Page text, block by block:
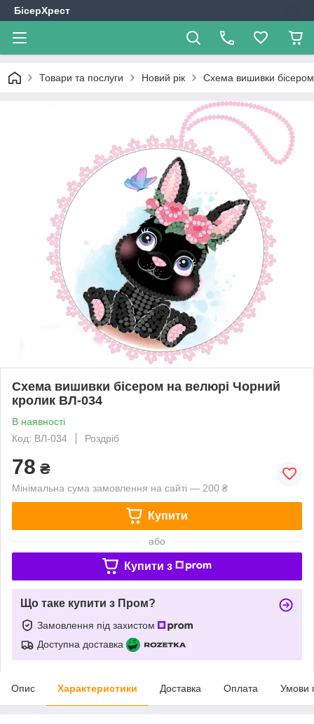
БісерХрест
Товари та послуги Новий рік Схема вишивки
Схема вишивки бісером на велюрі Чорний
кролик ВЛ-034
В наявності
Код: ВЛ-034
Роздріб
78 ₴
Мінімальна сума замовлення на сайті — 200 ₴
Купити
або
Купити з
Що таке купити з Пром?
Замовлення під захистом
Доступна доставка
Опис Характеристики Доставка Оплата Умови